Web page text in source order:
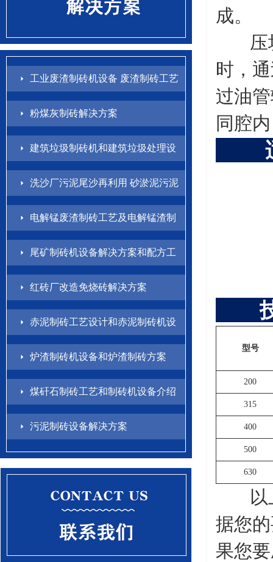
工业废渣制砖机设备 废渣制砖工艺
配方
粉煤灰制砖解决方案
建筑垃圾制砖机和建筑垃圾处理设
备解决方案
洗沙厂污泥尾沙再利用 砂淤泥污泥
制砖方案
电解锰废渣制砖工艺及电解锰渣制
砖机设备介绍
尾矿制砖机设备解决方案和配方工
艺
红砖厂改造免烧砖解决方案
赤泥制砖工艺设计和赤泥制砖机设
备方案
炉渣制砖机设备和炉渣制砖方案
煤矸石制砖工艺和制砖机设备介绍
污泥制砖设备解决方案
成。
压块
时，
过油
同腔
型号
200
315
400
500
630
以上
据您
果您